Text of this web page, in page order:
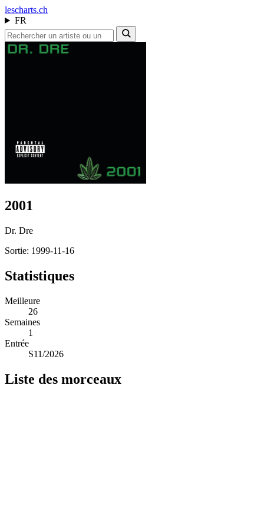
lescharts.ch
FR
2001
Dr. Dre
Sortie: 1999-11-16
Statistiques
Meilleure
26
Semaines
1
Entrée
S11/2026
Liste des morceaux